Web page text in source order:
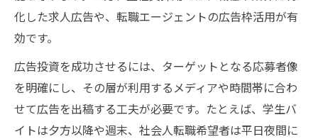
化した求人広告や、転職エージェントの広告枠活用が有
効です。
広告投資を成功させるには、ターゲットとなる応募者像
を明確にし、その層が利用するメディアや時間帯に合わ
せて広告を出稿する工夫が必要です。たとえば、学生バ
イトは夕方以降や週末、社会人転職希望者は平日夜間に